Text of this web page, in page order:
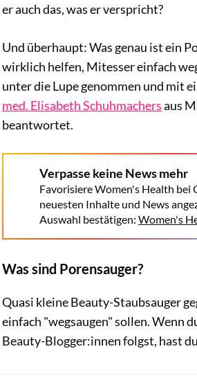
er auch das, was er verspricht?
Und überhaupt: Was genau ist ein
wirklich helfen, Mitesser einfach
unter die Lupe genommen und mit
med. Elisabeth Schuhmachersaus
beantwortet.
Verpasse keine News mehr
Favorisiere Women's Health bei
neuesten Inhalte und News
Auswahl bestätigen: Women's
Was sind Porensauger?
Quasi kleine Beauty-Staubsauger
einfach "wegsaugen" sollen. Wenn
Beauty-Blogger:innen folgst, hast